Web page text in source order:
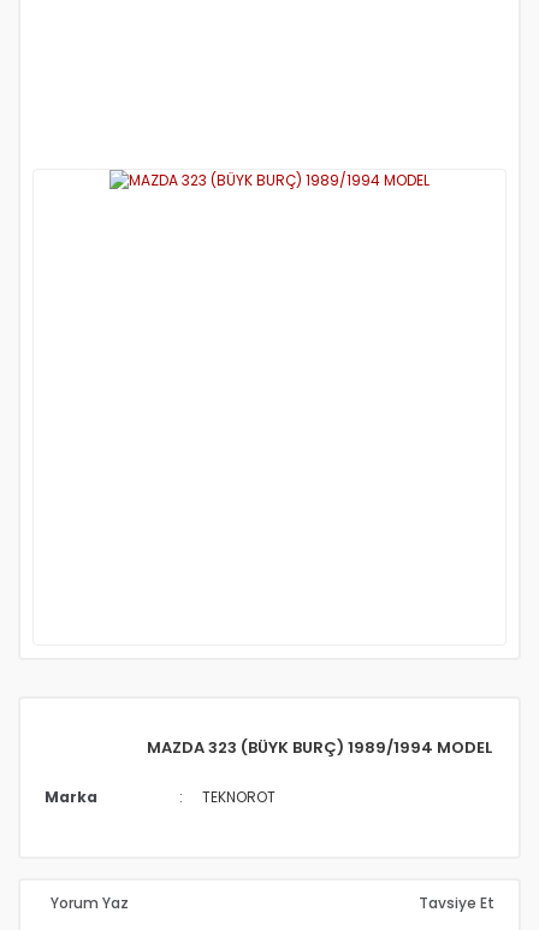
MAZDA 323 (BÜYK BURÇ) 1989/1994 MODEL
Marka TEKNOROT
Yorum Yaz Tavsiye Et